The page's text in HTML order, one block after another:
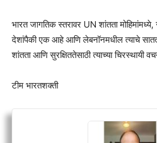
भारत जागतिक स्तरावर UN शांतता मोहिमांमध्ये,
देशांपैकी एक आहे आणि लेबनॉनमधील त्याचे
शांतता आणि सुरक्षिततेसाठी त्याच्या चिरस्थायी
टीम भारतशक्ती